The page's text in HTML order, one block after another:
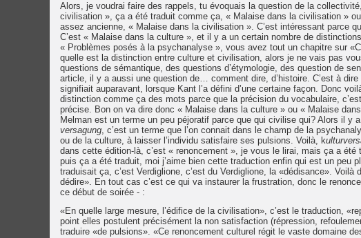
Alors, je voudrai faire des rappels, tu évoquais la question de la
civilisation », ça a été traduit comme ça, « Malaise dans la civilisation »
assez ancienne, « Malaise dans la civilisation ». C’est intéressant parce
C’est « Malaise dans la culture », et il y a un certain nombre de
« Problèmes posés à la psychanalyse », vous avez tout un chapitre sur
quelle est la distinction entre culture et civilisation, alors je ne vais pas
questions de sémantique, des questions d’étymologie, des question de
article, il y a aussi une question de… comment dire, d’histoire. C’est à
signifiait auparavant, lorsque Kant l’a défini d’une certaine façon. Donc
distinction comme ça des mots parce que la précision du vocabulaire,
précise. Bon on va dire donc « Malaise dans la culture » ou « Malaise
Melman est un terme un peu péjoratif parce que qui civilise qui? Alors il
versagung, c’est un terme que l’on connait dans le champ de la
ou de la culture, à laisser l’individu satisfaire ses pulsions. Voilà, k
dans cette édition-là, c’est « renoncement », je vous le lirai, mais ça a
puis ça a été traduit, moi j’aime bien cette traduction enfin qui est un peu
traduisait ça, c’est Verdiglione, c’est du Verdiglione, la «dédisance».
dédire». En tout cas c’est ce qui va instaurer la frustration, donc le
ce début de soirée - :
«En quelle large mesure, l’édifice de la civilisation», c’est le traduction,
point elles postulent précisément la non satisfaction (répression,
traduire «de pulsions». «Ce renoncement culturel régit le vaste domaine